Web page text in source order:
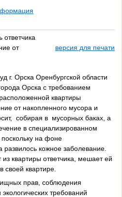
ответчика
от
версия для печати
г. Орска Оренбургской области
Орска с требованием
квартиры
от накопленного мусора и
собирая в мусорных баках, а
в специализированном
на фоне
развилось кожное заболевание.
квартиры ответчика, мешает ей
своей квартире.
прав, соблюдения
требований